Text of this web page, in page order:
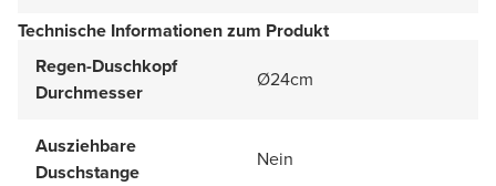
Technische Informationen zum Produkt
Regen-Duschkopf
Durchmesser
Ø24cm
Ausziehbare
Duschstange
Nein